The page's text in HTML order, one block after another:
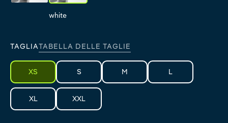
white
TAGLIATABELLA DELLE TAGLIE
XS S M L
XL XXL